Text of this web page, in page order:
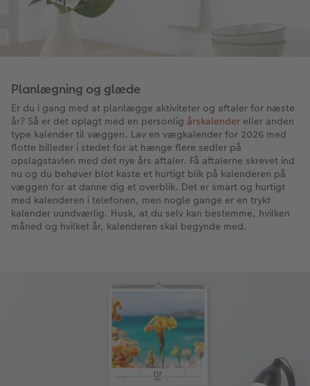
Planlægning og glæde
Er du i gang med at planlægge aktiviteter og aftaler for næste
år? Så er det oplagt med en personlig årskalender eller anden
type kalender til væggen. Lav en vægkalender for 2026 med
flotte billeder i stedet for at hænge flere sedler på
opslagstavlen med det nye års aftaler. Få aftalerne skrevet ind
nu og du behøver blot kaste et hurtigt blik på kalenderen på
væggen for at danne dig et overblik. Det er smart og hurtigt
med kalenderen i telefonen, men nogle gange er en trykt
kalender uundværlig. Husk, at du selv kan bestemme, hvilken
måned og hvilket år, kalenderen skal begynde med.